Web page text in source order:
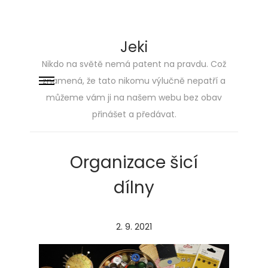
navigation
content
Jeki
Nikdo na světě nemá patent na pravdu. Což
znamená, že tato nikomu výlučně nepatří a
můžeme vám ji na našem webu bez obav
přinášet a předávat.
Organizace šicí
dílny
P
o
s
2. 9. 2021
.
5